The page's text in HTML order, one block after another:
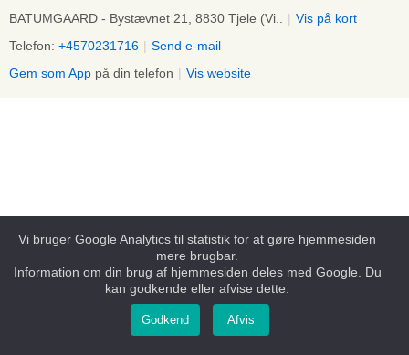
BATUMGAARD - Bystævnet 21, 8830 Tjele (Vi.. | Vis på kort
Telefon: +4570231716 | Send e-mail
Gem som App på din telefon | Vis website
Vi bruger Google Analytics til statistik for at gøre hjemmesiden
mere brugbar.
Information om din brug af hjemmesiden deles med Google. Du
kan godkende eller afvise dette.
Godkend Afvis